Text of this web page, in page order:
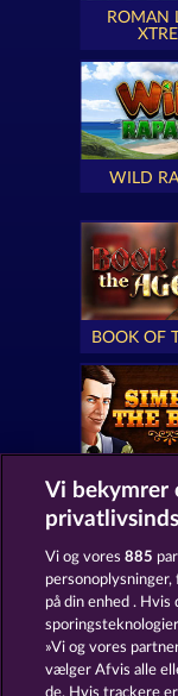
ROMAN
WILD
BOOK OF
Vi bekymrer
Vi og vores885
på din enhed .
»Vi og vores
vælger Afvis alle